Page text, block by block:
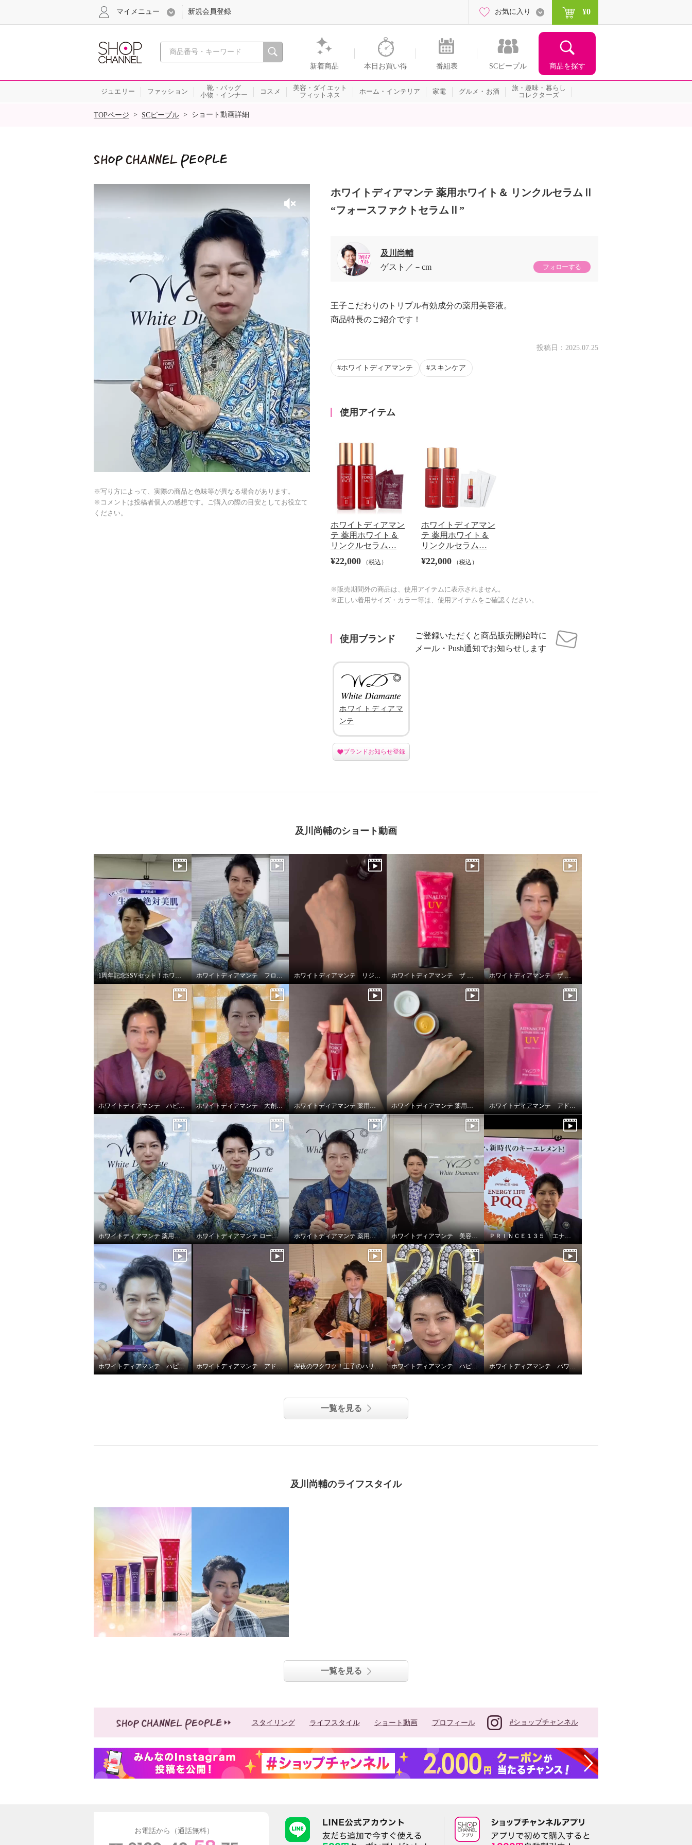
心おどる、瞬間を。通販・テレビショッピングのショップチャンネル
新着商品 本日お買い得 番組表 SCピープル 商品を探す
マイメニュー 新規会員登録 お気に入り ¥0
ジュエリー ファッション
靴・バッグ
小物・インナー
コスメ
美容・ダイエット
フィットネス
ホーム・インテリア 家電 グルメ・お酒
旅・趣味・暮らし
コレクターズ
SALE
TOPページ > SCピープル > ショート動画詳細
ホワイトディアマンテ 薬用ホ
ワイト＆ リンクルセラムＩＩ
“フォースファクト セラムＩ
ホワイトディアマンテ 薬用ホ
ワイト＆ リンクルセラムＩＩ
“フォースファクト セラムＩ
※写り方によって、実際の商品と色味等が異なる場合があります。
※コメントは投稿者個人の感想です。ご購入の際の目安としてお役立て
ください。
ホワイトディアマンテ 薬用ホワイト＆ リンクルセラムⅡ
“フォースファクトセラムⅡ”
及川尚輔
ゲスト
－cm フォローする
王子こだわりのトリプル有効成分の薬用美容液。
商品特長のご紹介です！
投稿日： 2025.07.25
ホワイトディアマンテ スキンケア
使用アイテム
ホワイトディアマン
テ 薬用ホワイト＆
リンクルセラム…
¥22,000 （税込）
ホワイトディアマン
テ 薬用ホワイト＆
リンクルセラム…
¥22,000 （税込）
※販売期間外の商品は、使用アイテムに表示されません。
※正しい着用サイズ・カラー等は、使用アイテムをご確認ください。
使用ブランド
ご登録いただくと商品販売開始時に
メール・Push通知でお知らせします
ホワイトディアマ
ンテ
ブランドお知らせ登録
及川尚輔のショート動画
1周年記念SSVセット！ホワイトディアマンテ オールインワンファンデ ホワイトディアマンテ フローズンワールドクリーム ホワイトディアマンテ リジュファインセラム ホワイトディアマンテ ザ ファイナリストUV ホワイトディアマンテ ザ ファイナリストUV
ホワイトディアマンテ ハピエンスリップラグゼUVⅡ ホワイトディアマンテ 大創業祭2025特別セット ホワイトディアマンテ 薬用ホワイト＆ リンクルセラムⅡ “フォースファクトセラムⅡ” ホワイトディアマンテ 薬用ホワイト＆ リンクルクリームⅡ “フォースファクトⅡ” ホワイトディアマンテ アドバンスドリペアセラムUV
ホワイトディアマンテ 薬用ホワイト＆ リンクルセラムⅡ “フォースファクトセラムⅡ” ホワイトディアマンテ ローションディーテ リュクス ホワイトディアマンテ 薬用ホワイト＆ リンクルセラムⅡ “フォースファクトセラムⅡ” ホワイトディアマンテ 美容液UV &UVリップ ＰＲＩＮＣＥ１３５ エナジーライフＰＱＱ
ホワイトディアマンテ ハピエンスリップラグゼ ホワイトディアマンテ アドバンスドリペアセラム 深夜のワクワク！王子のハリツヤ！！ ホワイトディアマンテ パワーセラムＵＶ ＥＸ
一覧を見る
及川尚輔のライフスタイル
一覧を見る
スタイリング ライフスタイル ショート動画 プロフィール #ショップチャンネル
お電話から（通話無料）